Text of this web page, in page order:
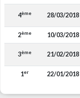
4ème 28/03/2018
2ème 10/03/2018
3ème 21/02/2018
1er 22/01/2018